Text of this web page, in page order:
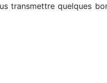
transmettre quelques